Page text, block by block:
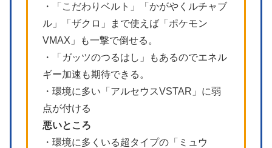
・「こだわりベルト」「かがやくルチャブ
ル」「ザクロ」まで使えば「ポケモン
VMAX」も一撃で倒せる。
・「ガッツのつるはし」もあるのでエネル
ギー加速も期待できる。
・環境に多い「アルセウスVSTAR」に弱
点が付ける
悪いところ
・環境に多くいる超タイプの「ミュウ